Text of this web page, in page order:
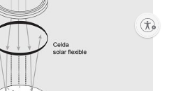
Enable accessibility